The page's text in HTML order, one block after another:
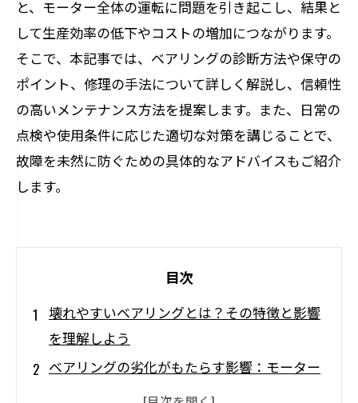
と、モーター全体の運転に問題を引き起こし、結果と
して生産効率の低下やコストの増加につながります。
そこで、本記事では、ベアリングの診断方法や保守の
ポイント、修理の手法について詳しく解説し、信頼性
の高いメンテナンス方法を提案します。また、日常の
点検や使用条件に応じた適切な対策を講じることで、
故障を未然に防ぐための具体的なアドバイスもご紹介
します。
目次
壊れやすいベアリングとは？その特徴と影響
を理解しよう
ベアリングの劣化がもたらす影響：モーター
性能への影響を考察